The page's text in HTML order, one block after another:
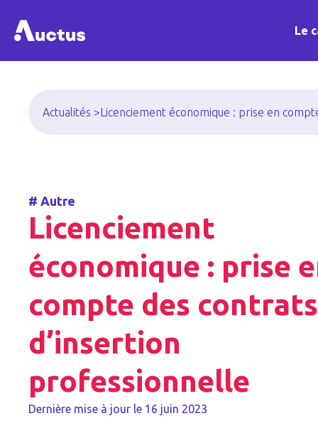
Le
Actualités >Licenciement économique : prise en
# Autre
Licenciement
économique : prise
compte des contrats
d’insertion
professionnelle
Dernière mise à jour le 16 juin 2023